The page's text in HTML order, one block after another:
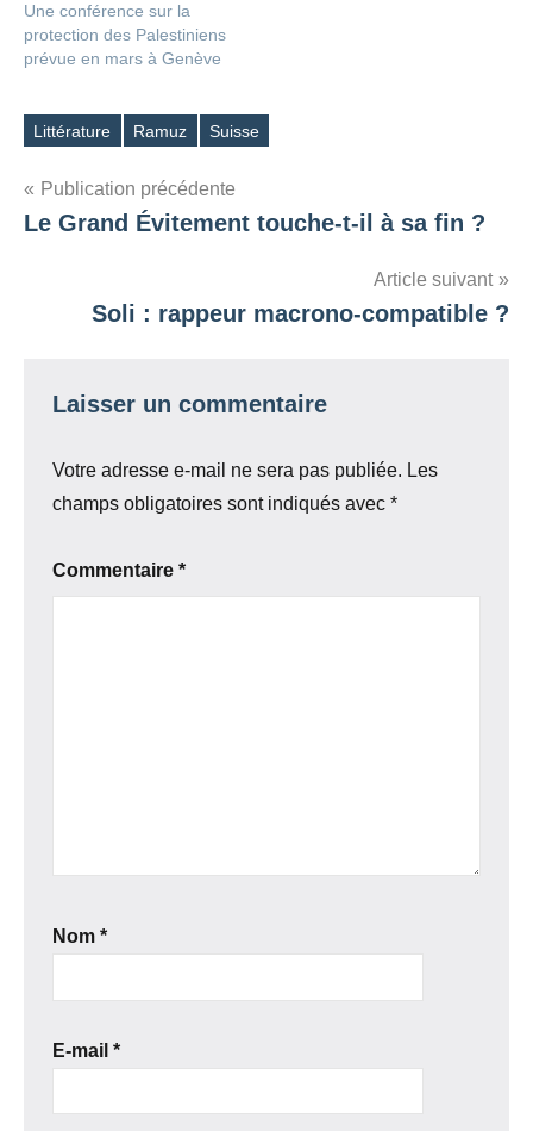
Une conférence sur la
protection des Palestiniens
prévue en mars à Genève
Étiquettes
Littérature Ramuz Suisse
Navigation
de
Publication précédente
Le Grand Évitement touche-t-il à sa fin ?
Article suivant
Soli : rappeur macrono-compatible ?
Laisser un commentaire
Votre adresse e-mail ne sera pas publiée. Les
champs obligatoires sont indiqués avec *
Commentaire *
Nom *
E-mail *